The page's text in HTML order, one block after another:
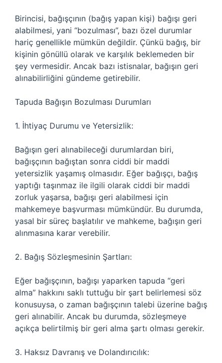
Birincisi, bağışçının (bağış yapan kişi) bağışı geri
alabilmesi, yani “bozulması”, bazı özel durumlar
hariç genellikle mümkün değildir. Çünkü bağış, bir
kişinin gönüllü olarak ve karşılık beklemeden bir
şey vermesidir. Ancak bazı istisnalar, bağışın geri
alınabilirliğini gündeme getirebilir.
Tapuda Bağışın Bozulması Durumları
1. İhtiyaç Durumu ve Yetersizlik:
Bağışın geri alınabileceği durumlardan biri,
bağışçının bağıştan sonra ciddi bir maddi
yetersizlik yaşamış olmasıdır. Eğer bağışçı, bağış
yaptığı taşınmaz ile ilgili olarak ciddi bir maddi
zorluk yaşarsa, bağışı geri alabilmesi için
mahkemeye başvurması mümkündür. Bu durumda,
yasal bir süreç başlatılır ve mahkeme, bağışın geri
alınmasına karar verebilir.
2. Bağış Sözleşmesinin Şartları:
Eğer bağışçının, bağışı yaparken tapuda “geri
alma” hakkını saklı tuttuğu bir şart belirlemesi söz
konusuysa, o zaman bağışçının talebi üzerine bağış
geri alınabilir. Ancak bu durumda, sözleşmeye
açıkça belirtilmiş bir geri alma şartı olması gerekir.
3. Haksız Davranış ve Dolandırıcılık: